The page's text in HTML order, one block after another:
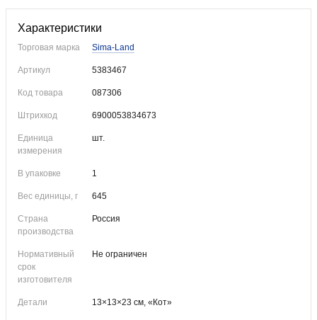
Характеристики
Торговая марка Sima-Land
Артикул 5383467
Код товара 087306
Штрихкод 6900053834673
Единица
измерения
шт.
В упаковке 1
Вес единицы, г 645
Страна
производства
Россия
Нормативный
срок
изготовителя
Не ограничен
Детали 13×13×23 см, «Кот»